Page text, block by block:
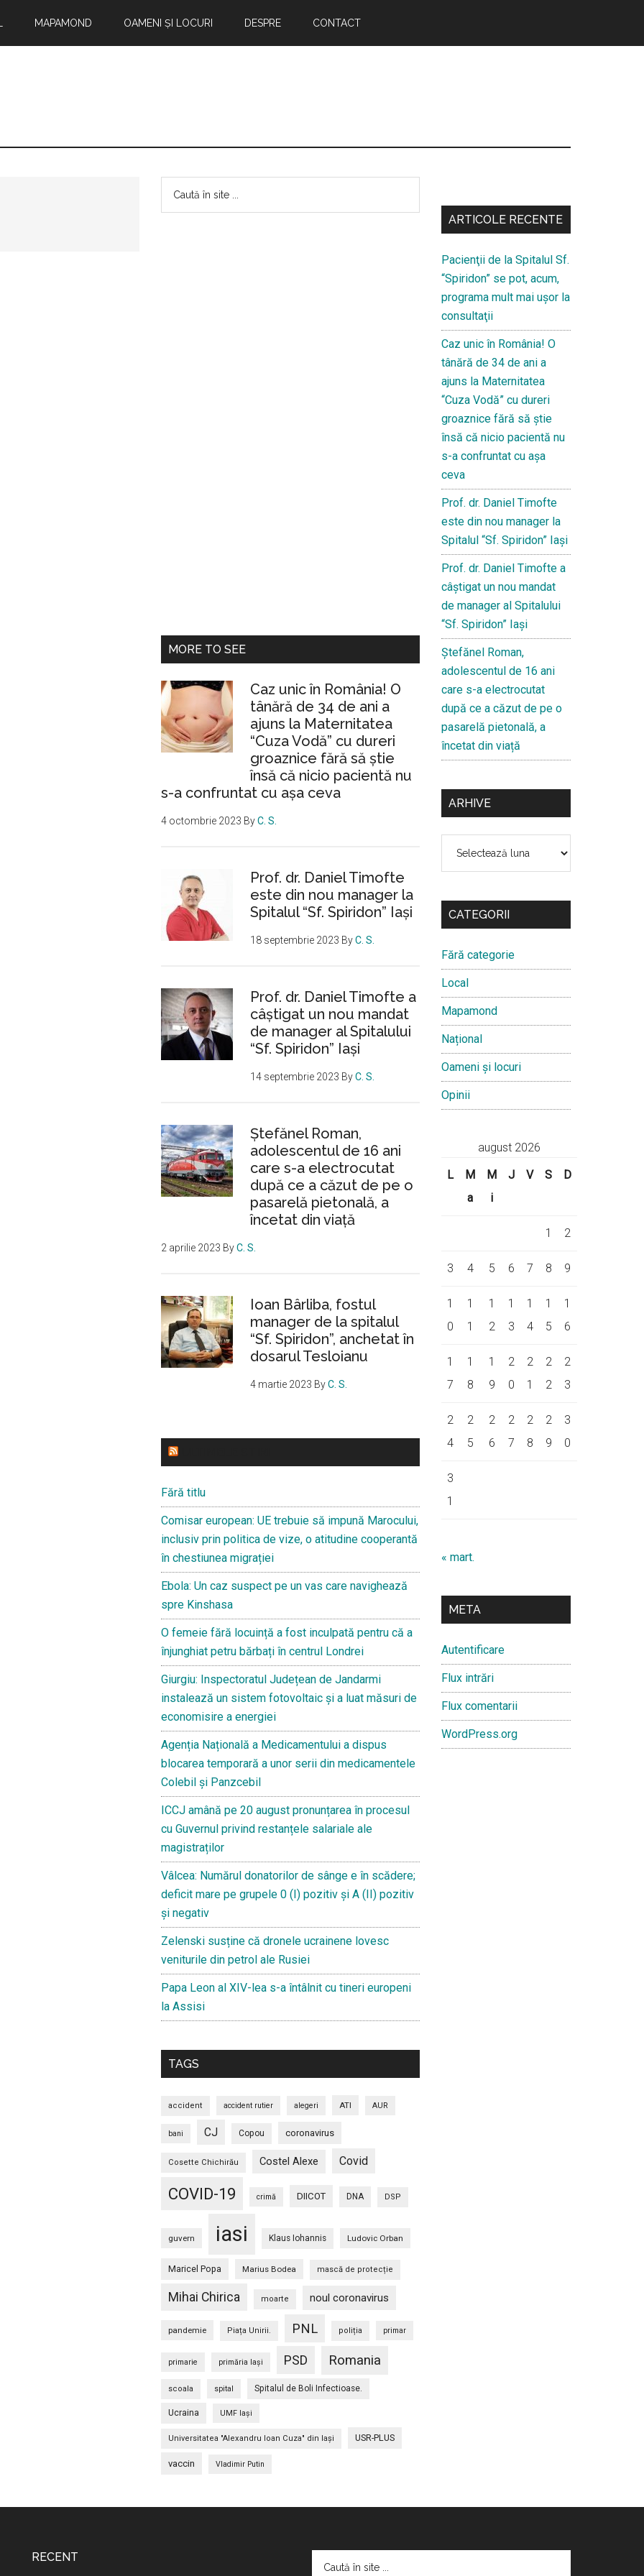
MAPAMOND OAMENI ȘI LOCURI DESPRE CONTACT
Bara
principală
MORE TO SEE
Caz unic în România! O
tânără de 34 de ani a
ajuns la Maternitatea
“Cuza Vodă” cu dureri
groaznice fără să ştie
însă că nicio pacientă nu
s-a confruntat cu așa ceva
4 octombrie 2023 ByC. S.
Prof. dr. Daniel Timofte
este din nou manager la
Spitalul “Sf. Spiridon” Iaşi
18 septembrie 2023 ByC. S.
Prof. dr. Daniel Timofte a
câștigat un nou mandat
de manager al Spitalului
“Sf. Spiridon” Iași
14 septembrie 2023 ByC. S.
Ştefănel Roman,
adolescentul de 16 ani
care s-a electrocutat
după ce a căzut de pe o
pasarelă pietonală, a
încetat din viață
2 aprilie 2023 ByC. S.
Ioan Bârliba, fostul
manager de la spitalul
“Sf. Spiridon”, anchetat în
dosarul Tesloianu
4 martie 2023 ByC. S.
Fără titlu
Comisar european: UE trebuie să impună Marocului,
inclusiv prin politica de vize, o atitudine cooperantă
în chestiunea migrației
Ebola: Un caz suspect pe un vas care navighează
spre Kinshasa
O femeie fără locuință a fost inculpată pentru că a
înjunghiat petru bărbați în centrul Londrei
Giurgiu: Inspectoratul Județean de Jandarmi
instalează un sistem fotovoltaic și a luat măsuri de
economisire a energiei
Agenția Națională a Medicamentului a dispus
blocarea temporară a unor serii din medicamentele
Colebil și Panzcebil
ICCJ amână pe 20 august pronunțarea în procesul
cu Guvernul privind restanțele salariale ale
magistraților
Vâlcea: Numărul donatorilor de sânge e în scădere;
deficit mare pe grupele 0 (I) pozitiv și A (II) pozitiv
și negativ
Zelenski susține că dronele ucrainene lovesc
veniturile din petrol ale Rusiei
Papa Leon al XIV-lea s-a întâlnit cu tineri europeni
la Assisi
TAGS
accident accident rutier alegeri ATI AUR
bani CJ Copou coronavirus
Cosette Chichirău Costel Alexe Covid
COVID-19 crimă DIICOT DNA DSP
guvern iasi Klaus Iohannis Ludovic Orban
Maricel Popa Marius Bodea mască de protecție
Mihai Chirica moarte noul coronavirus
pandemie Piața Unirii. PNL poliția primar
primarie primăria Iași PSD Romania
scoala spital Spitalul de Boli Infectioase.
Ucraina UMF Iași
Universitatea "Alexandru Ioan Cuza" din Iaşi USR-PLUS
vaccin Vladimir Putin
secundara
ARTICOLE RECENTE
Pacienţii de la Spitalul Sf.
“Spiridon” se pot, acum,
programa mult mai uşor la
consultaţii
Caz unic în România! O
tânără de 34 de ani a
ajuns la Maternitatea
“Cuza Vodă” cu dureri
groaznice fără să ştie
însă că nicio pacientă nu
s-a confruntat cu așa
ceva
Prof. dr. Daniel Timofte
este din nou manager la
Spitalul “Sf. Spiridon” Iaşi
Prof. dr. Daniel Timofte a
câștigat un nou mandat
de manager al Spitalului
“Sf. Spiridon” Iași
Ştefănel Roman,
adolescentul de 16 ani
care s-a electrocutat
după ce a căzut de pe o
pasarelă pietonală, a
încetat din viață
ARHIVE
CATEGORII
Fără categorie
Local
Mapamond
Național
Oameni și locuri
Opinii
august 2026
L
M
a
M
i
J V S D
1 2
3 4 5 6 7 8 9
1
0
1
1
1
2
1
3
1
4
1
5
1
6
1
7
1
8
1
9
2
0
2
1
2
2
2
3
2
4
2
5
2
6
2
7
2
8
2
9
3
0
3
1
« mart.
META
Autentificare
Flux intrări
Flux comentarii
WordPress.org
RECENT